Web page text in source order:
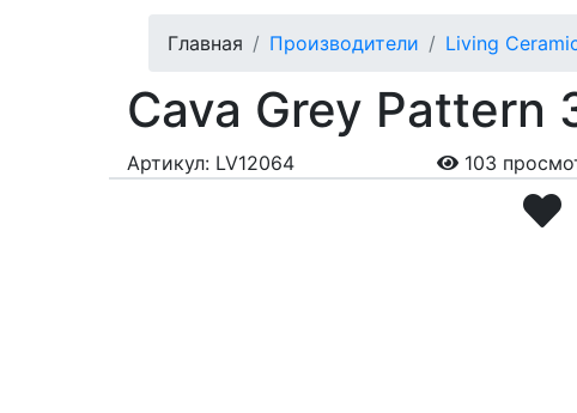
Главная Производители Living
Cava Grey
Артикул: LV12064
103